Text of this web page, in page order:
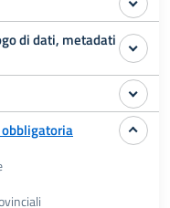
di dati, metadati